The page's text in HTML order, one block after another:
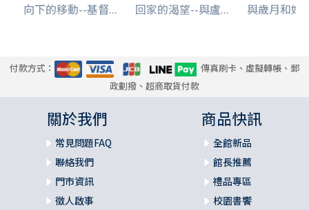
向下的移動--基督... 回家的渴望--與盧... 與歲月和好
付款方式：
傳真刷卡、虛擬轉帳、郵
政劃撥、超商取貨付款
關於我們
常見問題FAQ
聯絡我們
門市資訊
徵人啟事
商品快訊
全館新品
館長推薦
禮品專區
校園書饗